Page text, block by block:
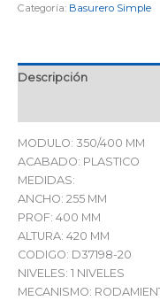
Categoría: Basurero Simple
Descripción
MODULO: 350/400 MM
ACABADO: PLASTICO
MEDIDAS:
ANCHO: 255 MM
PROF: 400 MM
ALTURA: 420 MM
CODIGO: D37198-20
NIVELES: 1 NIVELES
MECANISMO: